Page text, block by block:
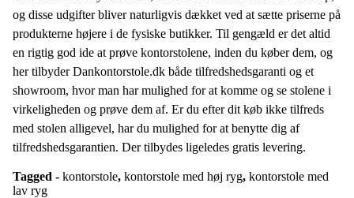
og disse udgifter bliver naturligvis dækket ved at sætte priserne på
produkterne højere i de fysiske butikker. Til gengæld er det altid
en rigtig god ide at prøve kontorstolene, inden du køber dem, og
her tilbyder Dankontorstole.dk både tilfredshedsgaranti og et
showroom, hvor man har mulighed for at komme og se stolene i
virkeligheden og prøve dem af. Er du efter dit køb ikke tilfreds
med stolen alligevel, har du mulighed for at benytte dig af
tilfredshedsgarantien. Der tilbydes ligeledes gratis levering.
Tagged - kontorstole, kontorstole med høj ryg, kontorstole med
lav ryg